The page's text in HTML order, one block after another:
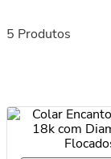
5 Produtos